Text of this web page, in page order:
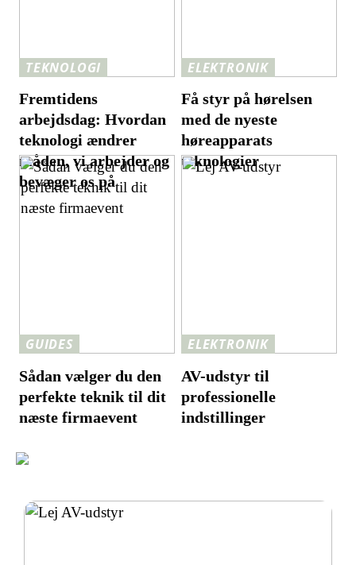
TEKNOLOGI
Fremtidens
arbejdsdag: Hvordan
teknologi ændrer
måden, vi arbejder og
bevæger os på
ELEKTRONIK
Få styr på hørelsen
med de nyeste
høreapparats
teknologier
GUIDES
Sådan vælger du den
perfekte teknik til dit
næste firmaevent
ELEKTRONIK
AV-udstyr til
professionelle
indstillinger